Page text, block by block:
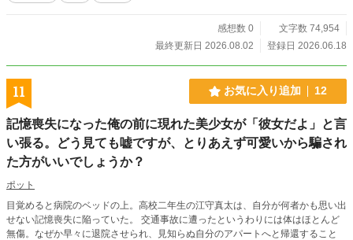
感想数 0
文字数 74,954
最終更新日 2026.08.02
登録日 2026.06.18
11 お気に入り追加 12
記憶喪失になった俺の前に現れた美少女が「彼女だよ」と言
い張る。どう見ても嘘ですが、とりあえず可愛いから騙され
た方がいいでしょうか？
ポット
目覚めると病院のベッドの上。高校二年生の江守真太は、自分が何者かも思い出
せない記憶喪失に陥っていた。 交通事故に遭ったというわりには体はほとんど
無傷。なぜか早々に退院させられ、見知らぬ自分のアパートへと帰還すること